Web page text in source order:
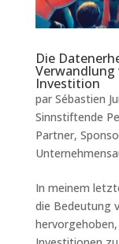
Die
Verwandlung
Investition
par Sébastien
Sinnstiftende
Partner,
In meinem
die Bedeutung